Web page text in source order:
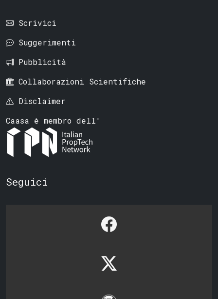
Scrivici
Suggerimenti
Pubblicità
Collaborazioni Scientifiche
Disclaimer
Caasa è membro dell'
Seguici